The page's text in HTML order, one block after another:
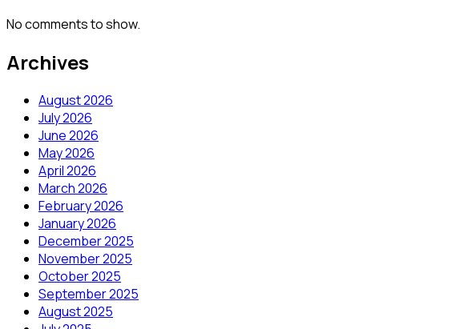
No comments to show.
Archives
August 2026
July 2026
June 2026
May 2026
April 2026
March 2026
February 2026
January 2026
December 2025
November 2025
October 2025
September 2025
August 2025